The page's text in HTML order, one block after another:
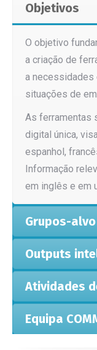
Objetivos
O objetivo
a criação de
a necessidades
situações de
As ferramentas
digital única,
espanhol,
Informação
em inglês e em
Grupos-alvo
Outputs
Atividades
Equipa